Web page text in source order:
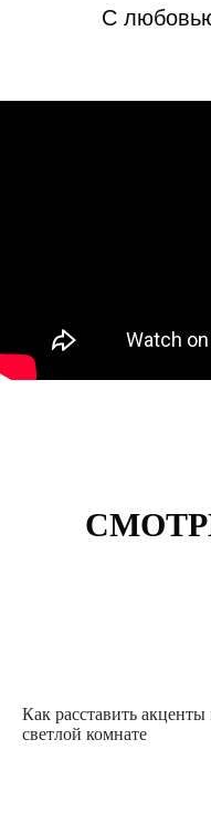
С
Как расставить акценты
светлой комнате